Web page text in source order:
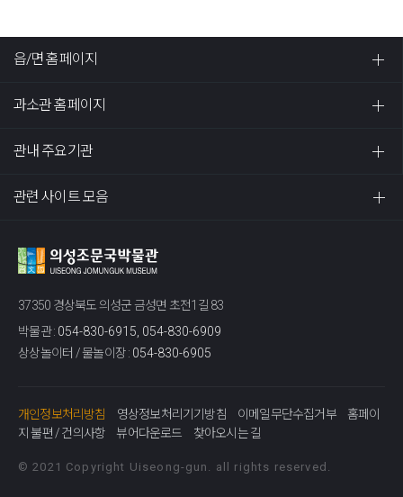
읍/면 홈페이지
과소관 홈페이지
관내 주요기관
관련 사이트 모음
37350 경상북도 의성군 금성면 초전1길 83
박물관 : 054-830-6915, 054-830-6909
상상놀이터 / 물놀이장 : 054-830-6905
개인정보처리방침 영상정보처리기기방침 이메일무단수집거부
홈페이
지 불편 / 건의사항
뷰어다운로드 찾아오시는 길
© 2021 Copyright Uiseong-gun. all rights reserved.